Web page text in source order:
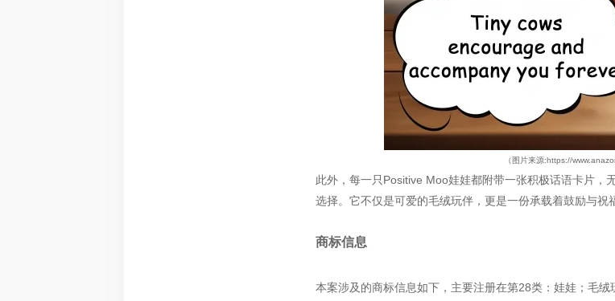
（图片来源:https://
此外， 每一只 Positive Moo娃娃都附带一张积极话语卡片 ，
选择。它不仅是可爱的毛绒玩伴 ， 更是一份承载着鼓励与祝
商标信息
本案涉及的商标信息如下，主要注册在第28类：娃娃；毛